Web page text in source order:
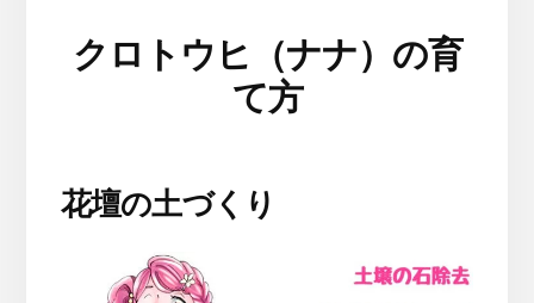
クロトウヒ（ナナ）の育
て方
花壇の土づくり